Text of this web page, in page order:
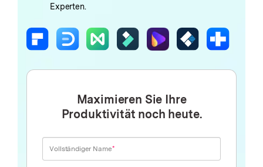
Experten.
Maximieren Sie Ihre
Produktivität noch heute.
Vollständiger Name